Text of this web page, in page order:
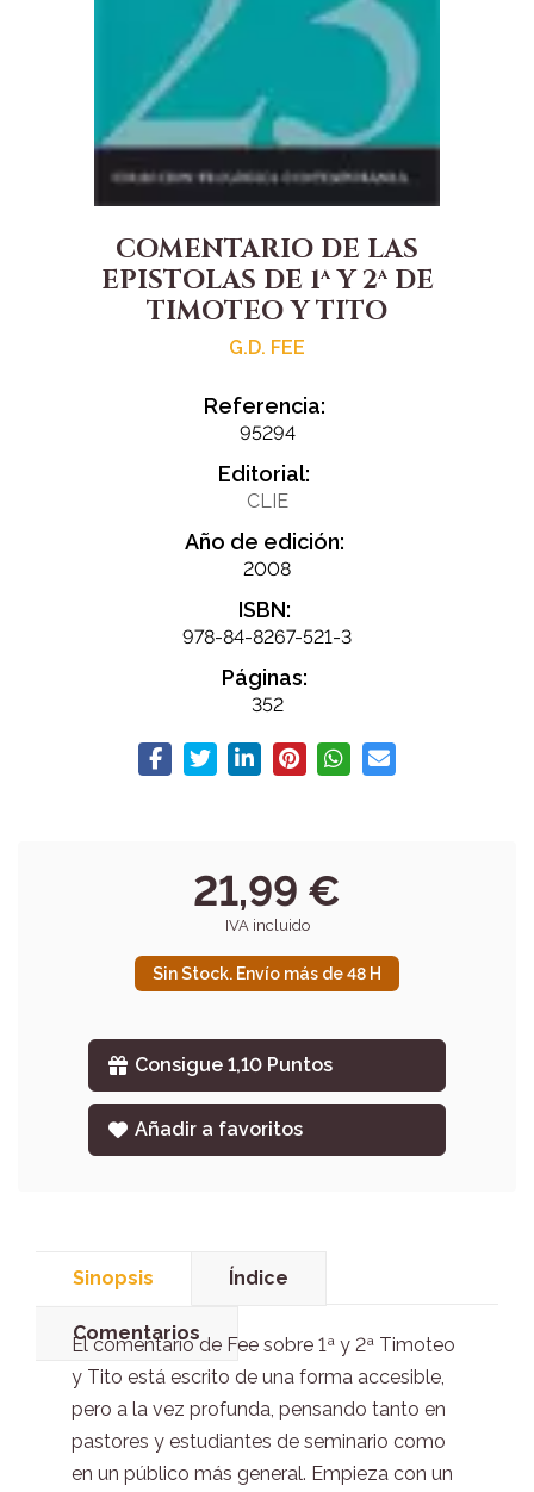
COMENTARIO DE LAS
EPISTOLAS DE 1ª Y 2ª DE
TIMOTEO Y TITO
G.D. FEE
Referencia:
95294
Editorial:
CLIE
Año de edición:
2008
ISBN:
978-84-8267-521-3
Páginas:
352
21,99 €
IVA incluido
Sin Stock. Envío más de 48 H
Consigue 1,10 Puntos
Añadir a favoritos
Sinopsis Índice
Comentarios
El comentario de Fee sobre 1ª y 2ª Timoteo
y Tito está escrito de una forma accesible,
pero a la vez profunda, pensando tanto en
pastores y estudiantes de seminario como
en un público más general. Empieza con un